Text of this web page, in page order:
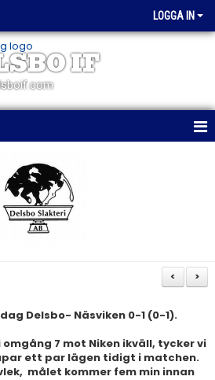
LOGGA IN
IF
>
<
Delsbo- Näsviken 0-1 (0-1).
7 mot Niken ikväll, tycker vi
ett par lägen tidigt i matchen.
målet kommer fem min innan